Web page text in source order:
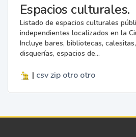
Espacios culturales.
Listado de espacios culturales
independientes localizados en la
Incluye bares, bibliotecas,
disquerías, espacios de...
| csv zip otro otro